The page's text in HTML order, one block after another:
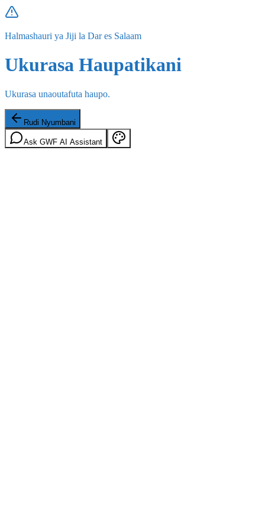
Halmashauri ya Jiji la Dar es Salaam
Ukurasa Haupatikani
Ukurasa unaoutafuta haupo.
Rudi Nyumbani
Ask GWF AI Assistant